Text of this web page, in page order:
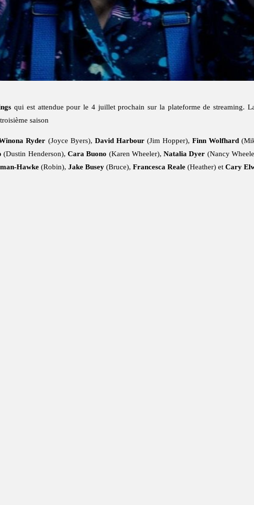
qui est attendue pour le 4 juillet prochain sur la plateforme de streaming.
saison
Ryder (Joyce Byers), David Harbour(Jim Hopper), Finn Wolfhard
(Dustin Henderson), Cara Buono (Karen Wheeler),Natalia Dyer (Nancy
Hawke (Robin), Jake Busey (Bruce), Francesca Reale (Heather) et Cary